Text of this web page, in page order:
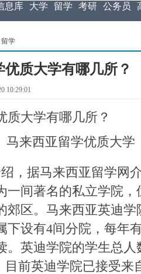
息库 大学 留学 考研 公务员
留学
优质大学有哪几所？
10:29:01
质大学有哪几所？
据马来西亚留学网
一间著名的私立学院
郊区。马来西亚英迪
下设有4间分院，每年
。英迪学院的学生总人
目前英迪学院已接受来